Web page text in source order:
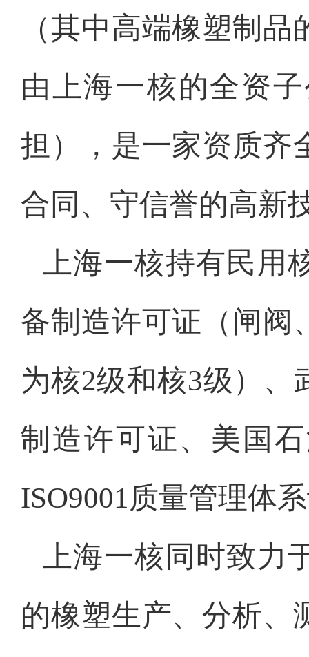
（其中高端橡塑制
由上海一核的全资
担），是一家资质齐
合同、守信誉的高新
上海一核持有民
备制造许可证（闸阀
为核2级和核3级）
制造许可证、美国
ISO9001质量管理体
上海一核同时致
的橡塑生产、分析、